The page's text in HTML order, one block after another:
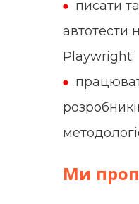
писати
автотести
Playwright;
Ми